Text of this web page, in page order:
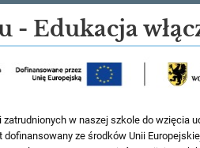
Edukacja
w naszej szkole do wzięcia
ze środków Unii